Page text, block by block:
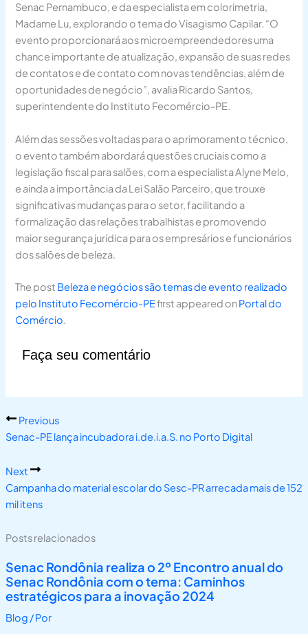
Senac Pernambuco, e da especialista em colorimetria,
Madame Lu, explorando o tema do Visagismo Capilar. “O
evento proporcionará aos microempreendedores uma
chance importante de atualização, expansão de suas redes
de contatos e de contato com novas tendências, além de
oportunidades de negócio”, avalia Ricardo Santos,
superintendente do Instituto Fecomércio-PE.
Além das sessões voltadas para o aprimoramento técnico,
o evento também abordará questões cruciais como a
legislação fiscal para salões, com a especialista Alyne Melo,
e ainda a importância da Lei Salão Parceiro, que trouxe
significativas mudanças para o setor, facilitando a
formalização das relações trabalhistas e promovendo
maior segurança jurídica para os empresários e funcionários
dos salões de beleza.
The post Beleza e negócios são temas de evento realizado
pelo Instituto Fecomércio-PEfirst appeared onPortal do
Comércio.
Faça seu comentário
Previous
Senac-PE lança incubadora i.de.i.a.S. no Porto Digital
Next
Campanha do material escolar do Sesc-PR arrecada mais de 152
mil itens
Posts relacionados
Senac Rondônia realiza o 2º Encontro anual do
Senac Rondônia com o tema: Caminhos
estratégicos para a inovação 2024
Blog / Por